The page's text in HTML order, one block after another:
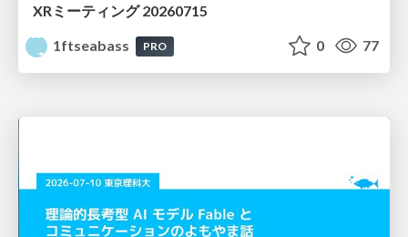
XRミーティング 20260715
1ftseabass
PRO 0 77